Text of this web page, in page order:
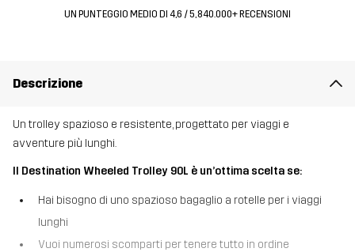
UN PUNTEGGIO MEDIO DI 4,6 / 5, 840.000+ RECENSIONI
Descrizione
Un trolley spazioso e resistente, progettato per viaggi e
avventure più lunghi.
Il Destination Wheeled Trolley 90L è un’ottima scelta se:
Hai bisogno di uno spazioso bagaglio a rotelle per i viaggi
lunghi
Vuoi numerosi scomparti per tenere tutto in ordine